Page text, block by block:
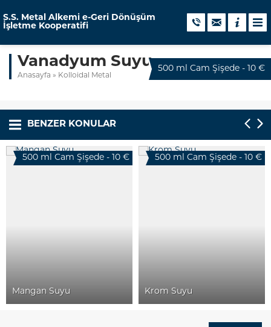
S.S. Metal Alkemi e-Geri Dönüşüm
İşletme Kooperatifi
Vanadyum Suyu
Anasayfa » Kolloidal Metal
500 ml Cam Şişede - 10 €
BENZER KONULAR
Mangan Suyu
500 ml Cam Şişede - 10 €
Krom Suyu
500 ml Cam Şişede - 10 €